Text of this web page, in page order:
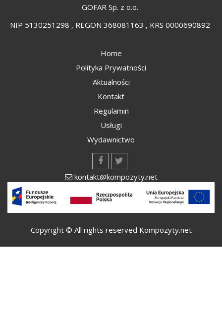
GOFAR Sp. z o.o.
NIP 5130251298 , REGON 368081163 , KRS 0000690892
Home
Polityka Prywatności
Aktualności
Kontakt
Regulamin
Usługi
Wydawnictwo
kontakt@kompozyty.net
Copyright © All rights reserved Kompozyty.net